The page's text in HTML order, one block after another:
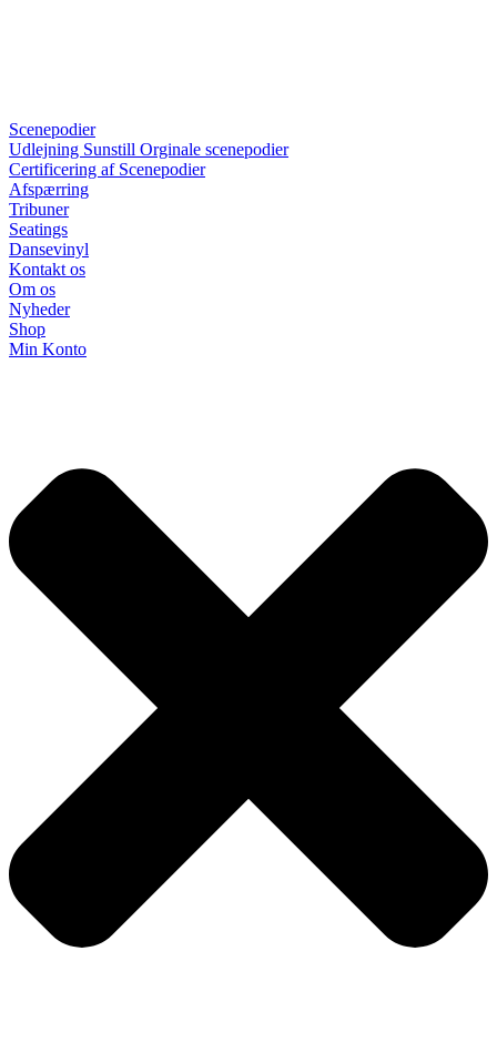
Scenepodier
Udlejning Sunstill Orginale scenepodier
Certificering af Scenepodier
Afspærring
Tribuner
Seatings
Dansevinyl
Kontakt os
Om os
Nyheder
Shop
Min Konto